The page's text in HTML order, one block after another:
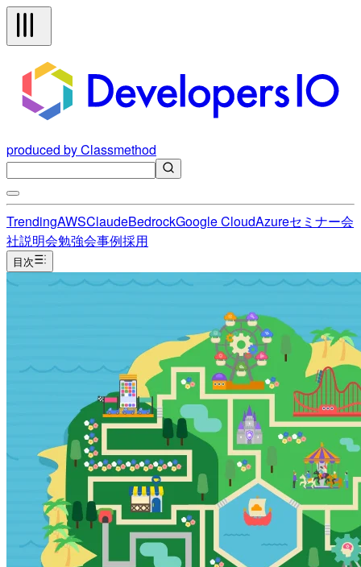
produced by Classmethod
TrendingAWSClaudeBedrockGoogle CloudAzureセミナー会
社説明会勉強会事例採用
目次